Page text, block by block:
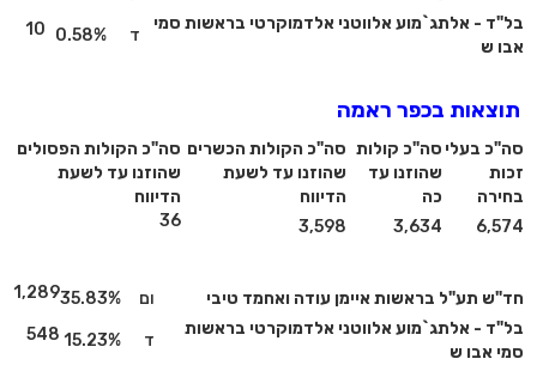
בל"ד - אלתג`מוע אלווטני אלדמוקרטי בראשות סמי
אבו ש
0.58%
10
תוצאות בכפר ראמה
סה"כ בעלי
זכות
בחירה
סה"כ קולות
שהוזנו עד
כה
סה"כ הקולות הכשרים
שהוזנו עד לשעת
הדיווח
סה"כ הקולות הפסולים
שהוזנו עד לשעת
הדיווח
6,574
3,634
3,598
36
חד"ש תע"ל בראשות איימן עודה ואחמד טיבי ום 35.83%
1,289
בל"ד - אלתג`מוע אלווטני אלדמוקרטי בראשות
סמי אבו ש
15.23%
548